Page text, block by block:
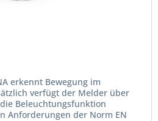
erkennt Bewegung im
verfügt der Melder über
Beleuchtungsfunktion
Anforderungen der Norm EN